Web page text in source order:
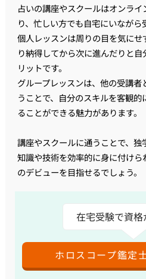
占いの講座やスクールはオンラ
り、忙しい方でも自宅にいながら
個人レッスンは周りの目を気に
り納得してから次に進んだりと
リットです。
グループレッスンは、他の受講
うことで、自分のスキルを客観
ることができる魅力があります。
講座やスクールに通うことで、
知識や技術を効率的に身に付け
のデビューを目指せるでしょう。
在宅受験で資格
ホロスコープ鑑定